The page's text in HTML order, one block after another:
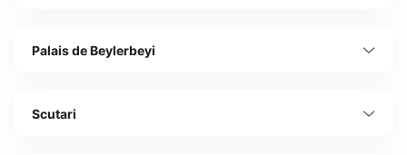
Palais de Beylerbeyi
Scutari